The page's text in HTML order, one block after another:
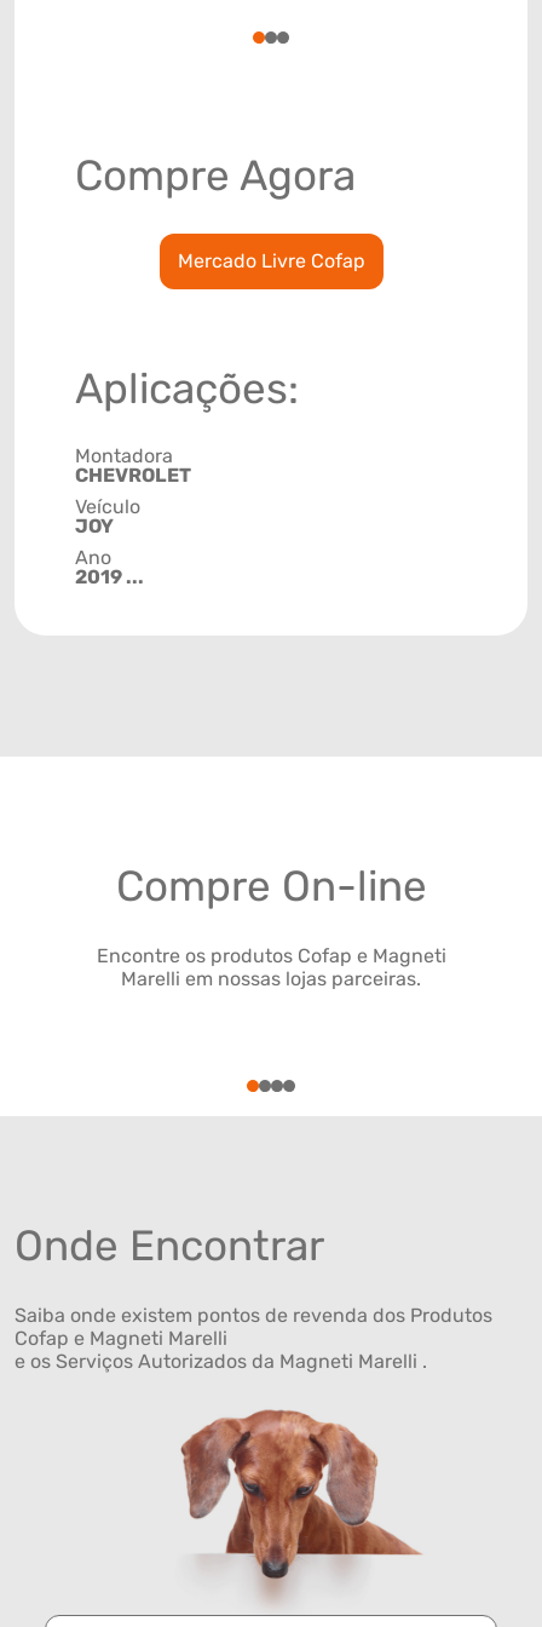
123
Compre Agora
Mercado Livre Cofap
Aplicações:
Montadora
CHEVROLET
Veículo
JOY
Ano
2019 ...
Compre On-line
Encontre os produtos Cofap e Magneti
Marelli em nossas lojas parceiras.
1234
Onde Encontrar
Saiba onde existem pontos de revenda dos Produtos
Cofap e Magneti Marelli
e os Serviços Autorizados da Magneti Marelli .